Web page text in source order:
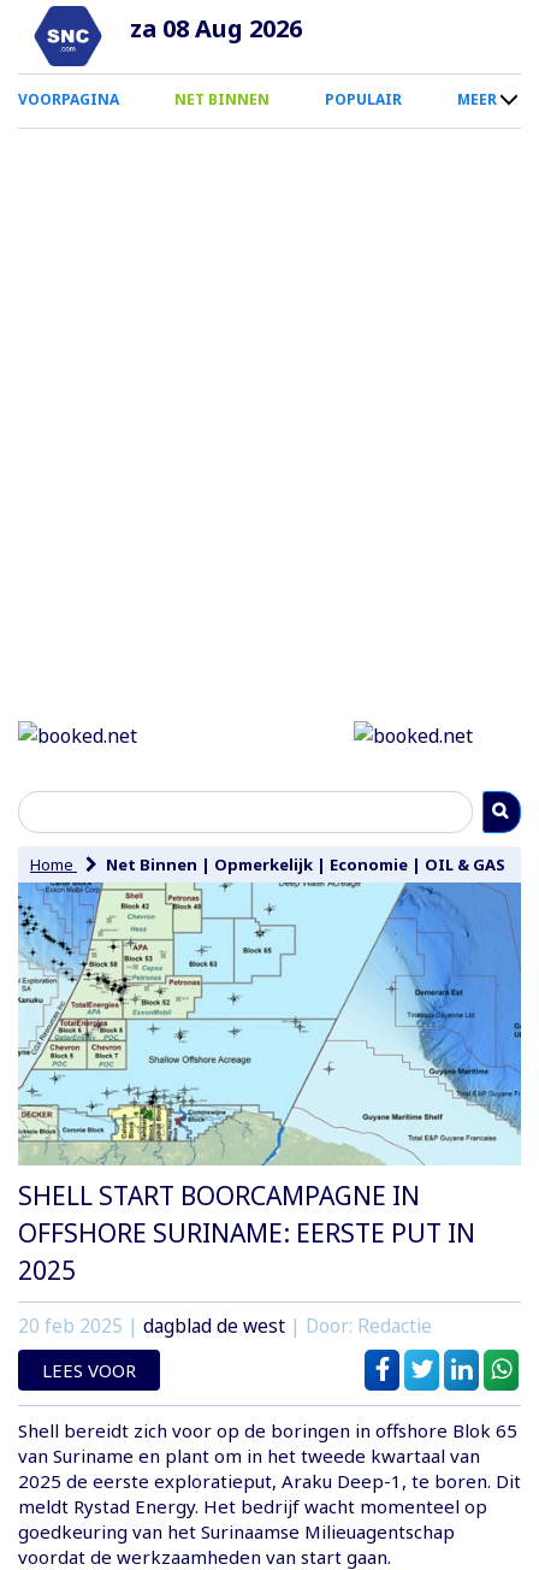
Overslaan
naar
inhoud
za 08 Aug 2026
0
Smartphone
VOORPAGINA NET BINNEN POPULAIR MEER
Home Net Binnen | Opmerkelijk | Economie | OIL & GAS
SHELL START BOORCAMPAGNE IN
OFFSHORE SURINAME: EERSTE PUT IN
2025
20 feb 2025 | dagblad de west | Door: Redactie
LEES VOOR
Shell bereidt zich voor op de boringen in offshore Blok 65
van Suriname en plant om in het tweede kwartaal van
2025 de eerste exploratieput, Araku Deep-1, te boren. Dit
meldt Rystad Energy. Het bedrijf wacht momenteel op
goedkeuring van het Surinaamse Milieuagentschap
voordat de werkzaamheden van start gaan.